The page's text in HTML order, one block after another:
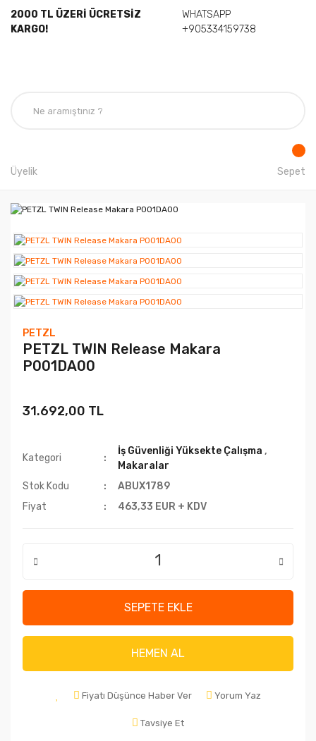
2000 TL ÜZERİ ÜCRETSİZ
KARGO!
WHATSAPP
+905334159738
Üyelik Sepet
PETZL
PETZL TWIN Release Makara
P001DA00
31.692,00 TL
Kategori
İş Güvenliği Yüksekte Çalışma ,
Makaralar
Stok Kodu
ABUX1789
Fiyat
463,33 EUR + KDV
SEPETE EKLE
HEMEN AL
Fiyatı Düşünce Haber Ver Yorum Yaz
Tavsiye Et